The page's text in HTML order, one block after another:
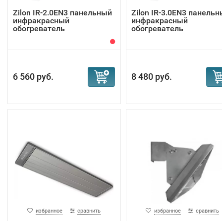
Zilon IR-2.0EN3 панельный
инфракрасный
обогреватель
6 560 руб.
Zilon IR-3.0EN3
инфракрасный
обогреватель
8 480 руб.
избранное сравнить избранное сравнить